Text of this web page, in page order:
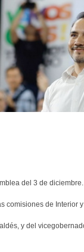
del 3 de diciembre.
comisiones de Interior
y del